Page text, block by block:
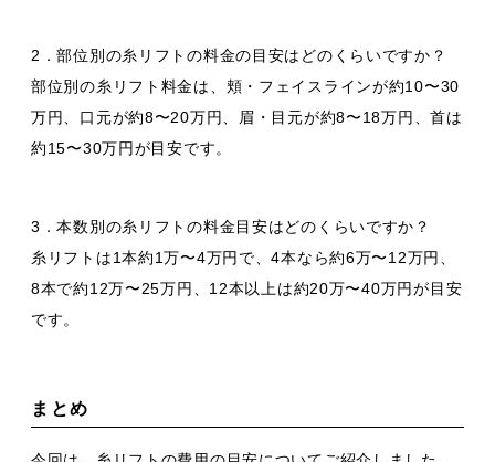
2．部位別の糸リフトの料金の目安はどのくらいですか？
部位別の糸リフト料金は、頬・フェイスラインが約10〜30
万円、口元が約8〜20万円、眉・目元が約8〜18万円、首は
約15〜30万円が目安です。
3．本数別の糸リフトの料金目安はどのくらいですか？
糸リフトは1本約1万〜4万円で、4本なら約6万〜12万円、
8本で約12万〜25万円、12本以上は約20万〜40万円が目安
です。
まとめ